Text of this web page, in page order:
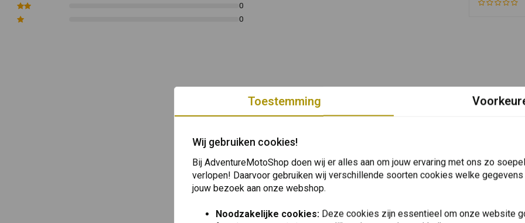
0
0
Toestemming
Wij gebruiken cookies!
Bij AdventureMotoShop doen wij er alles aan om jouw ervaring met ons zo
verlopen! Daarvoor gebruiken wij verschillende soorten cookies welke
jouw bezoek aan onze webshop.
Noodzakelijke cookies: Deze cookies zijn essentieel om onze website